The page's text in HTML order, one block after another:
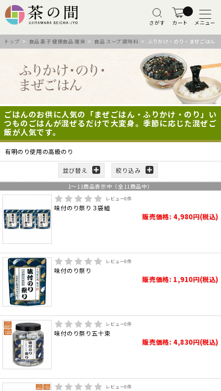
さがす カート メニュー
トップ > 食品 菓子 健康食品 雑貨 >食品 スープ 調味料 > ふりかけ・のり・まぜごはん
ごはんのお供に人気の「まぜごはん・ふりかけ・のり」い
つものごはんが混ぜるだけで大変身。季節に応じた混ぜご
飯が人気です。
有明のり使用の高級のり
並び替え 絞り込み
1～ 11商品表示中（全 11商品中）
レビュー0件
味付のり祭り３袋組
販売価格: 4,980円(税込)
レビュー0件
味付のり祭り
販売価格: 1,910円(税込)
レビュー0件
味付のり祭り五十束
販売価格: 4,830円(税込)
レビュー0件